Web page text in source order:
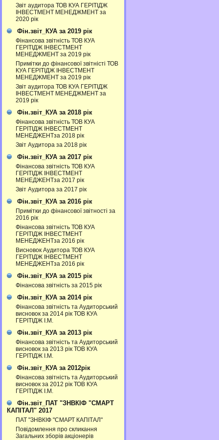
Звіт аудитора ТОВ КУА ГЕРІТІДЖ
ІНВЕСТМЕНТ МЕНЕДЖМЕНТ за
2020 рік
Фін.звіт_КУА за 2019 рік
Фінансова звітність ТОВ КУА
ГЕРІТІДЖ ІНВЕСТМЕНТ
МЕНЕДЖМЕНТ за 2019 рік
Примітки до фінансової звітністі ТОВ
КУА ГЕРІТІДЖ ІНВЕСТМЕНТ
МЕНЕДЖМЕНТ за 2019 рік
Звіт аудитора ТОВ КУА ГЕРІТІДЖ
ІНВЕСТМЕНТ МЕНЕДЖМЕНТ за
2019 рік
Фін.звіт_КУА за 2018 рік
Фінансова звітність ТОВ КУА
ГЕРІТІДЖ ІНВЕСТМЕНТ
МЕНЕДЖЕНТза 2018 рік
Звіт Аудитора за 2018 рік
Фін.звіт_КУА за 2017 рік
Фінансова звітність ТОВ КУА
ГЕРІТІДЖ ІНВЕСТМЕНТ
МЕНЕДЖЕНТза 2017 рік
Звіт Аудитора за 2017 рік
Фін.звіт_КУА за 2016 рік
Примітки до фінансової звітності за
2016 рік
Фінансова звітність ТОВ КУА
ГЕРІТІДЖ ІНВЕСТМЕНТ
МЕНЕДЖЕНТза 2016 рік
Висновок Аудитора ТОВ КУА
ГЕРІТІДЖ ІНВЕСТМЕНТ
МЕНЕДЖЕНТза 2016 рік
Фін.звіт_КУА за 2015 рік
Фінансова звітність за 2015 рік
Фін.звіт_КУА за 2014 рік
Фінансова звітність та Аудиторський
висновок за 2014 рік ТОВ КУА
ГЕРІТІДЖ І.М.
Фін.звіт_КУА за 2013 рік
Фінансова звітність та Аудиторський
висновок за 2013 рік ТОВ КУА
ГЕРІТІДЖ І.М.
Фін.звіт_КУА за 2012рік
Фінансова звітність та Аудиторський
висновок за 2012 рік ТОВ КУА
ГЕРІТІДЖ І.М.
Фін.звіт_ПАТ "ЗНВКІФ "СМАРТ
КАПІТАЛ" 2017
ПАТ "ЗНВКІФ "СМАРТ КАПІТАЛ"
Повідомлення про скликання
Загальних зборів акціонерів